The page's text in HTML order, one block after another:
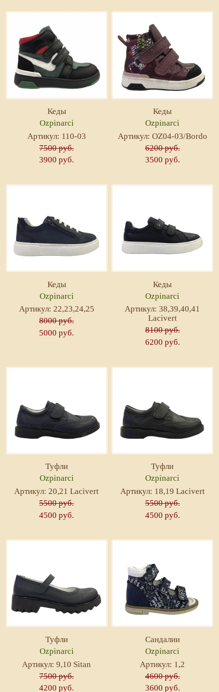
Кеды
Ozpinarci
Артикул: 110-03
7500 руб.
3900 руб.
Кеды
Ozpinarci
Артикул: OZ04-03/Bordo
6200 руб.
3500 руб.
Кеды
Ozpinarci
Артикул: 22,23,24,25
8000 руб.
5000 руб.
Кеды
Ozpinarci
Артикул: 38,39,40,41
Lacivert
8100 руб.
6200 руб.
Туфли
Ozpinarci
Артикул: 20,21 Lacivert
5500 руб.
4500 руб.
Туфли
Ozpinarci
Артикул: 18,19 Lacivert
5500 руб.
4500 руб.
Туфли
Ozpinarci
Артикул: 9,10 Sitan
7500 руб.
4200 руб.
Сандалии
Ozpinarci
Артикул: 1,2
4600 руб.
3600 руб.